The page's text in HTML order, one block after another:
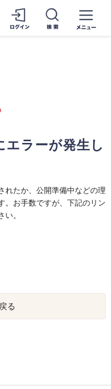
エラーが発生し
れたか、公開準備中などの理
。お手数ですが、下記のリン
。
る